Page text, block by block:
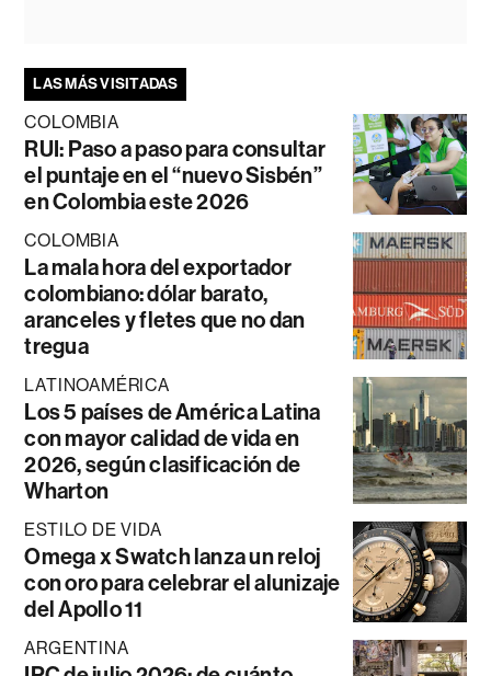
LAS MÁS VISITADAS
COLOMBIA
RUI: Paso a paso para consultar
el puntaje en el “nuevo Sisbén”
en Colombia este 2026
COLOMBIA
La mala hora del exportador
colombiano: dólar barato,
aranceles y fletes que no dan
tregua
LATINOAMÉRICA
Los 5 países de América Latina
con mayor calidad de vida en
2026, según clasificación de
Wharton
ESTILO DE VIDA
Omega x Swatch lanza un reloj
con oro para celebrar el alunizaje
del Apollo 11
ARGENTINA